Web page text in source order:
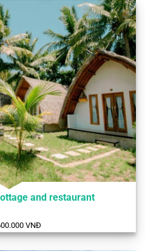
and restaurant
VNĐ